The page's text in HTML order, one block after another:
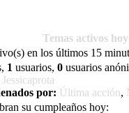
Temas activos hoy
en los últimos 15
1 usuarios, 0 usuarios
Jessicaprota
por: Última acción,
su cumpleaños hoy: